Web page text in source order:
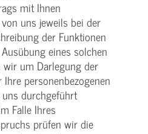
mit Ihnen
uns jeweils bei der
der Funktionen
eines solchen
um Darlegung der
personenbezogenen
durchgeführt
Falle Ihres
prüfen wir die